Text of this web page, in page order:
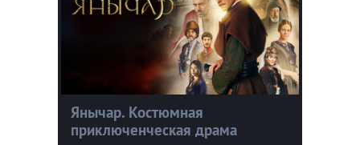
Янычар. Костюмная
приключенческая драма